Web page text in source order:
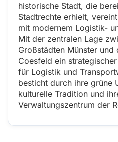
historische Stadt, die
Stadtrechte erhielt,
mit modernem Logistik-
Mit der zentralen Lage
Großstädten Münster und
Coesfeld ein
für Logistik und
besticht durch ihre grüne
kulturelle Tradition und
Verwaltungszentrum der